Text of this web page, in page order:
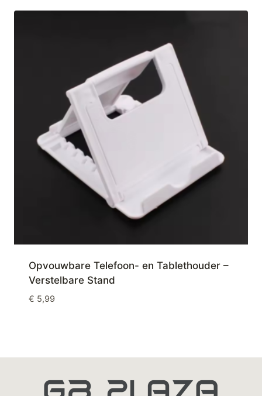
Opvouwbare Telefoon- en Tablethouder –
Verstelbare Stand
€ 5,99